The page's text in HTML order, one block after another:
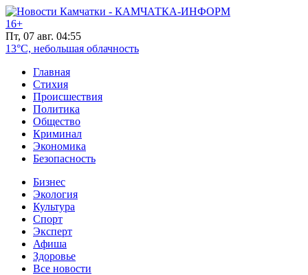
16+
Пт, 07 авг. 04:55
13°C, небольшая облачность
Главная
Стихия
Происшествия
Политика
Общество
Криминал
Экономика
Безопасность
Бизнес
Экология
Культура
Спорт
Эксперт
Афиша
Здоровье
Все новости